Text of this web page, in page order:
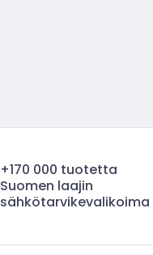
+170 000 tuotetta
Suomen laajin
sähkötarvikevalikoima